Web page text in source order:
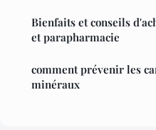
Bienfaits et conseils
et parapharmacie
comment prévenir les
minéraux